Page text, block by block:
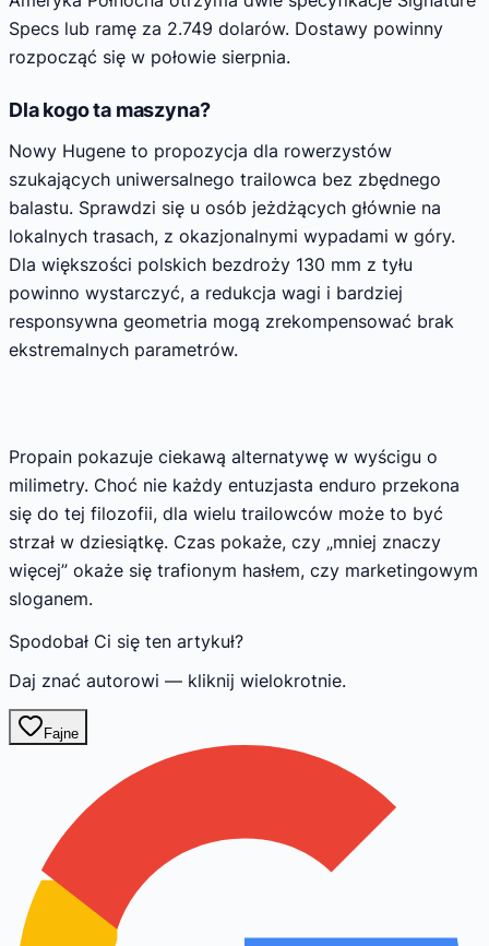
Specs lub ramę za 2.749 dolarów. Dostawy powinny
rozpocząć się w połowie sierpnia.
Dla kogo ta maszyna?
Nowy Hugene to propozycja dla rowerzystów
szukających uniwersalnego trailowca bez zbędnego
balastu. Sprawdzi się u osób jeżdżących głównie na
lokalnych trasach, z okazjonalnymi wypadami w góry.
Dla większości polskich bezdroży 130 mm z tyłu
powinno wystarczyć, a redukcja wagi i bardziej
responsywna geometria mogą zrekompensować brak
ekstremalnych parametrów.
Propain pokazuje ciekawą alternatywę w wyścigu o
milimetry. Choć nie każdy entuzjasta enduro przekona
się do tej filozofii, dla wielu trailowców może to być
strzał w dziesiątkę. Czas pokaże, czy „mniej znaczy
więcej” okaże się trafionym hasłem, czy marketingowym
sloganem.
Spodobał Ci się ten artykuł?
Daj znać autorowi — kliknij wielokrotnie.
Fajne